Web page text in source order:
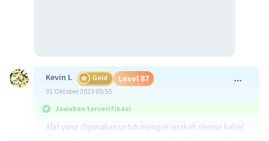
Kevin L Gold Level 87
01 Oktober 2023 05:55
Jawaban terverifikasi
Alat yang digunakan untuk menguji apakah semua kabel